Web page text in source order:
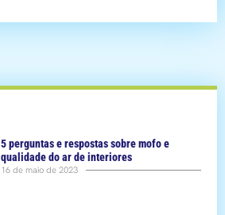
5 perguntas e respostas sobre mofo e
qualidade do ar de interiores
16 de maio de 2023